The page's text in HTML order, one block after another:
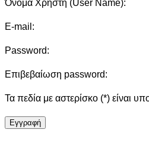
Όνομα Χρήστη (User Νame):
E-mail:
Password:
Επιβεβαίωση password:
Τα πεδία με αστερίσκο (*) είναι
Eγγραφή